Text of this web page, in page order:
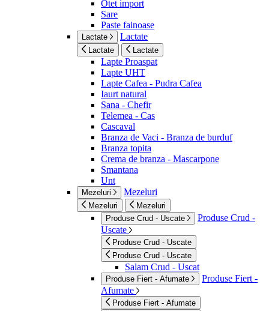
Otet import
Sare
Paste fainoase
Lactate Lactate
Lactate Lactate
Lapte Proaspat
Lapte UHT
Lapte Cafea - Pudra Cafea
Iaurt natural
Sana - Chefir
Telemea - Cas
Cascaval
Branza de Vaci - Branza de burduf
Branza topita
Crema de branza - Mascarpone
Smantana
Unt
Mezeluri Mezeluri
Mezeluri
Mezeluri
Produse Crud - Uscate
Produse Crud -
Uscate
Produse Crud - Uscate
Produse Crud - Uscate
Salam Crud - Uscat
Produse Fiert - Afumate
Produse Fiert -
Afumate
Produse Fiert - Afumate